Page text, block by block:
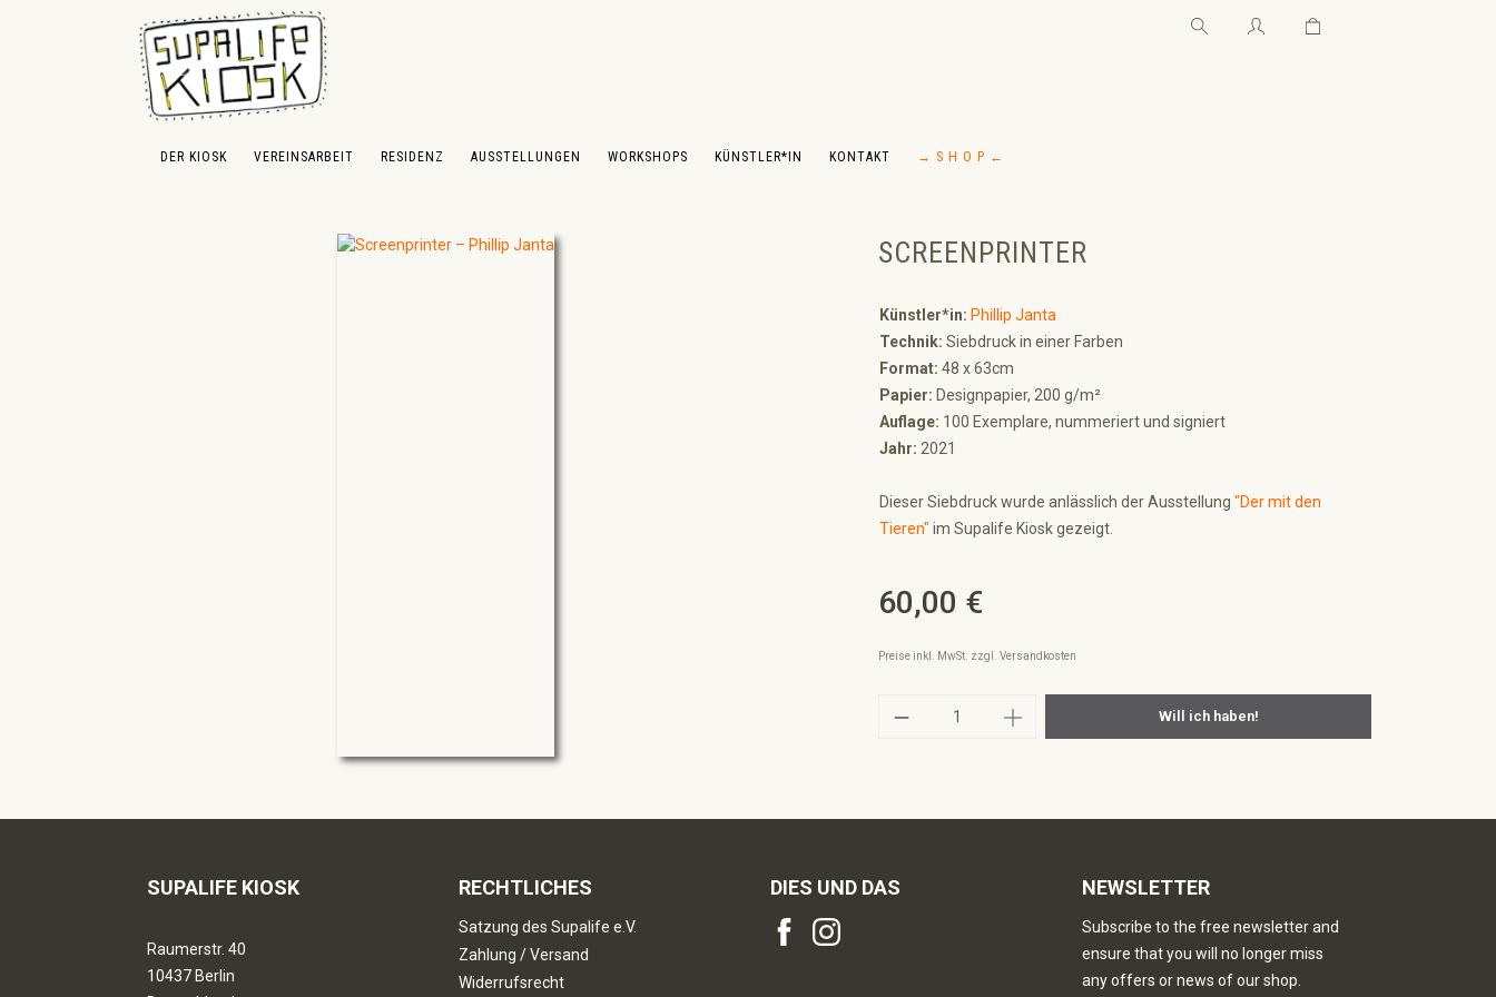
Hauptinhalt springen
Zur Suche springen
Zur Hauptnavigation springen Warenkorb enthält 0
DER KIOSK VEREINSARBEIT RESIDENZ AUSSTELLUNGEN WORKSHOPS KÜNSTLER*IN KONTAKT → S H O P ←
SCREENPRINTER
Künstler*in: Phillip Janta
Technik: Siebdruck in einer Farben
Format: 48 x 63cm
Papier: Designpapier, 200 g/m²
Auflage: 100 Exemplare, nummeriert und signiert
Jahr: 2021
Dieser Siebdruck wurde anlässlich der Ausstellung "Der mit den
Tieren" im Supalife Kiosk gezeigt.
Regulärer Preis:
60,00 €
Preise inkl. MwSt. zzgl. Versandkosten
Produkt Anzahl: Gib den gewünschten Wert ein
Will ich haben!
SUPALIFE KIOSK
Raumerstr. 40
10437 Berlin
RECHTLICHES
Satzung des Supalife e.V.
Zahlung / Versand
Widerrufsrecht
DIES UND DAS NEWSLETTER
Subscribe to the free newsletter and
ensure that you will no longer miss
any offers or news of our shop.